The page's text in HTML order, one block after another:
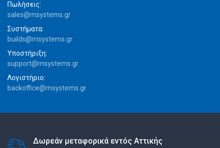
Πωλήσεις:
sales@msystems.gr
Συστήματα:
builds@msystems.gr
Υποστήριξη:
support@msystems.gr
Λογιστήριο:
backoffice@msystems.gr
Δωρεάν μεταφορικά εντός Αττικής